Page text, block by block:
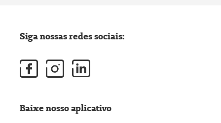
Siga nossas redes sociais:
Baixe nosso aplicativo